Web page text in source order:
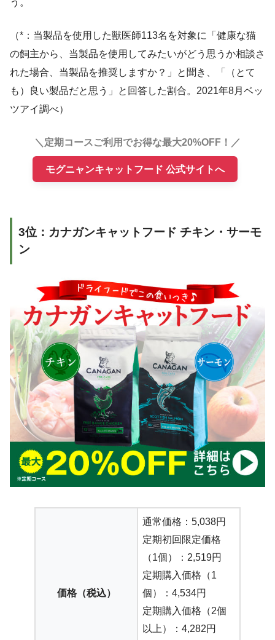
う。
（*：当製品を使用した獣医師113名を対象に「健康な猫
の飼主から、当製品を使用してみたいがどう思うか相談さ
れた場合、当製品を推奨しますか？」と聞き、「（とて
も）良い製品だと思う」と回答した割合。2021年8月ベッ
ツアイ調べ）
＼定期コースご利用でお得な最大20%OFF！／
モグニャンキャットフード 公式サイトへ
3位：カナガンキャットフード チキン・サーモ
ン
価格（税込）
通常価格：5,038円
定期初回限定価格
（1個）：2,519円
定期購入価格（1
個）：4,534円
定期購入価格（2個
以上）：4,282円